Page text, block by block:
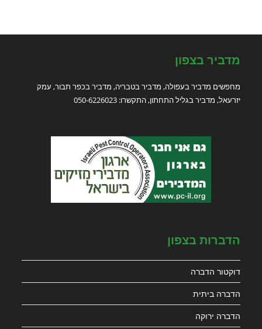
מדביר בצפון
מחפשים מדביר בעפולה, מדביר בטבריה, מדביר בכפר תבור, עמק
יזרעאל, מדביר בגליל התחתון, התקשרו: 050-6226023
הדברות בצפון
דוקטור הדברה
הדברה ביתית
הדברה ירוקה